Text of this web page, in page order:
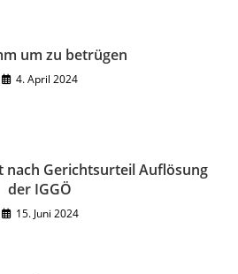
um zu betrügen
4. April 2024
nach Gerichtsurteil Auflösung
der IGGÖ
15. Juni 2024